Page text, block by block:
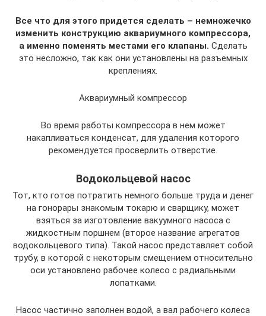
Все что для этого придется сделать – немножечко
изменить конструкцию аквариумного компрессора,
а именно поменять местами его клапаны. Сделать
это несложно, так как они установлены на разъемных
креплениях.
Аквариумный компрессор
Во время работы компрессора в нем может
накапливаться конденсат, для удаления которого
рекомендуется просверлить отверстие.
Водокольцевой насос
Тот, кто готов потратить немного больше труда и денег
на гонорары знакомым токарю и сварщику, может
взяться за изготовление вакуумного насоса с
жидкостным поршнем (второе название агрегатов
водокольцевого типа). Такой насос представляет собой
трубу, в которой с некоторым смещением относительно
оси установлено рабочее колесо с радиальными
лопатками.
Насос частично заполнен водой, а вал рабочего колеса